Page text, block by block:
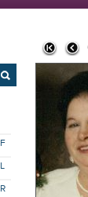
F
L
R